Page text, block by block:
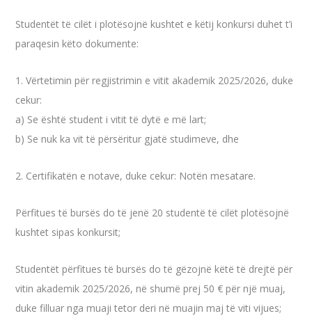
Studentët të cilët i plotësojnë kushtet e këtij konkursi duhet t’i
paraqesin këto dokumente:
1. Vërtetimin për regjistrimin e vitit akademik 2025/2026, duke
cekur:
a) Se është student i vitit të dytë e më lart;
b) Se nuk ka vit të përsëritur gjatë studimeve, dhe
2. Certifikatën e notave, duke cekur: Notën mesatare.
Përfitues të bursës do të jenë 20 studentë të cilët plotësojnë
kushtet sipas konkursit;
Studentët përfitues të bursës do të gëzojnë këtë të drejtë për
vitin akademik 2025/2026, në shumë prej 50 € për një muaj,
duke filluar nga muaji tetor deri në muajin maj të viti vijues;